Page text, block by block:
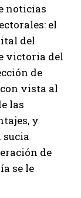
noticias
el
del
victoria del
de
vista al
las
y
sucia
de
se le